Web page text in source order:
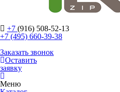
+7 (916) 508-52-13
+7 (495) 660-39-38
Заказать звонок
Оставить
заявку
Меню